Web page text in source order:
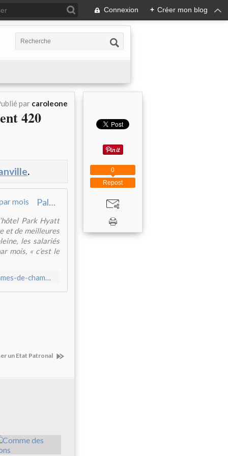
Connexion + Créer mon blog
par caroleone
420
.
Palace : Les femmes de chambre arrachent 420 euros de plus par mois
Park Hyatt
et de meilleures
les salariés
mois, « c’est le
http://cocomagnanville.over-blog.com/2014/09/palace-les-femmes-de-chambre-arrachent-420-euros-de-plus-par-mois.html
un Etat Patronal
Repost
0